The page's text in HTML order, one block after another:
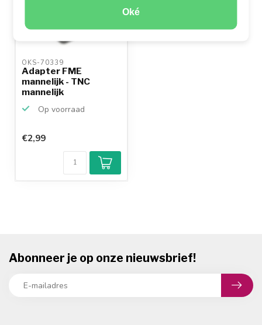
Oké
OKS-70339
Adapter FME
mannelijk - TNC
mannelijk
Op voorraad
€2,99
Abonneer je op onze nieuwsbrief!